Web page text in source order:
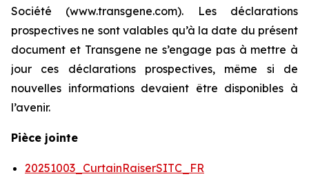
Société (www.transgene.com). Les déclarations
prospectives ne sont valables qu’à la date du présent
document et Transgene ne s’engage pas à mettre à
jour ces déclarations prospectives, même si de
nouvelles informations devaient être disponibles à
l’avenir.
Pièce jointe
20251003_CurtainRaiserSITC_FR